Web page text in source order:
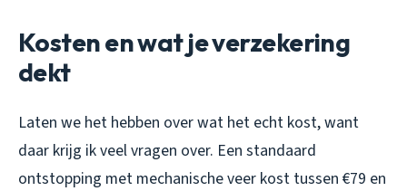
Kosten en wat je verzekering
dekt
Laten we het hebben over wat het echt kost, want
daar krijg ik veel vragen over. Een standaard
ontstopping met mechanische veer kost tussen €79 en